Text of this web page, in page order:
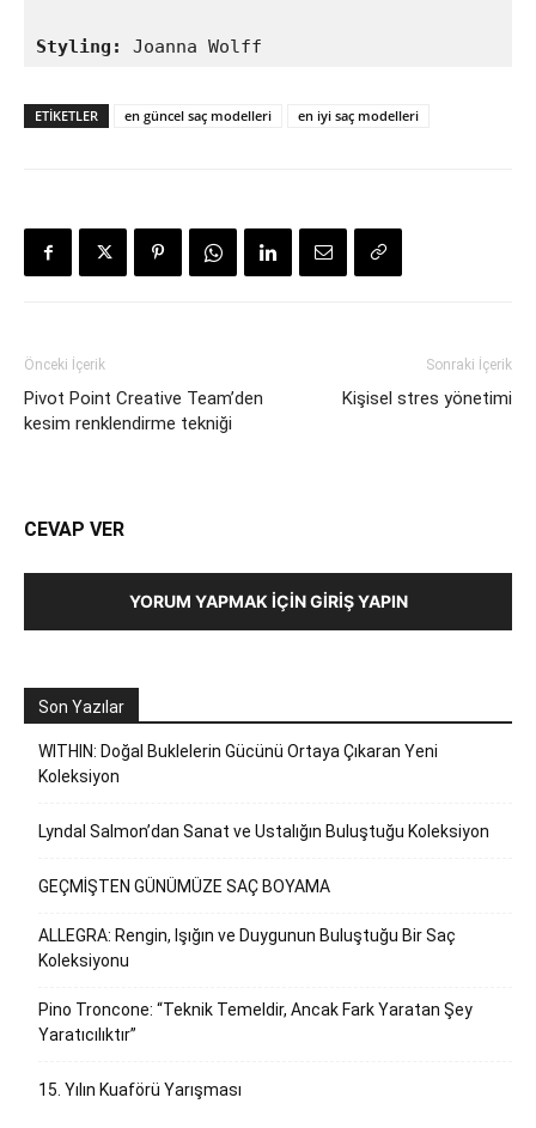
Styling: Joanna Wolff
ETIKETLER en güncel saç modelleri en iyi saç modelleri
Önceki İçerik
Pivot Point Creative Team’den
kesim renklendirme tekniği
Sonraki İçerik
Kişisel stres yönetimi
CEVAP VER
YORUM YAPMAK İÇIN GIRIŞ YAPIN
Son Yazılar
WITHIN: Doğal Buklelerin Gücünü Ortaya Çıkaran Yeni
Koleksiyon
Lyndal Salmon’dan Sanat ve Ustalığın Buluştuğu Koleksiyon
GEÇMİŞTEN GÜNÜMÜZE SAÇ BOYAMA
ALLEGRA: Rengin, Işığın ve Duygunun Buluştuğu Bir Saç
Koleksiyonu
Pino Troncone: “Teknik Temeldir, Ancak Fark Yaratan Şey
Yaratıcılıktır”
15. Yılın Kuaförü Yarışması